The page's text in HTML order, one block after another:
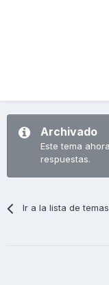
Archivado
Este tema
respuestas.
Ir a la lista de temas